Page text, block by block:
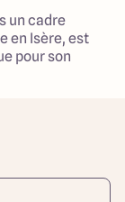
un cadre
en Isère, est
pour son
Avec
et